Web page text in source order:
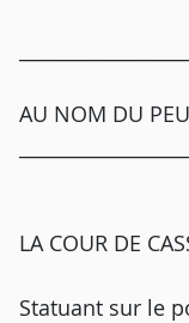
AU NOM DU
LA COUR DE
Statuant sur le